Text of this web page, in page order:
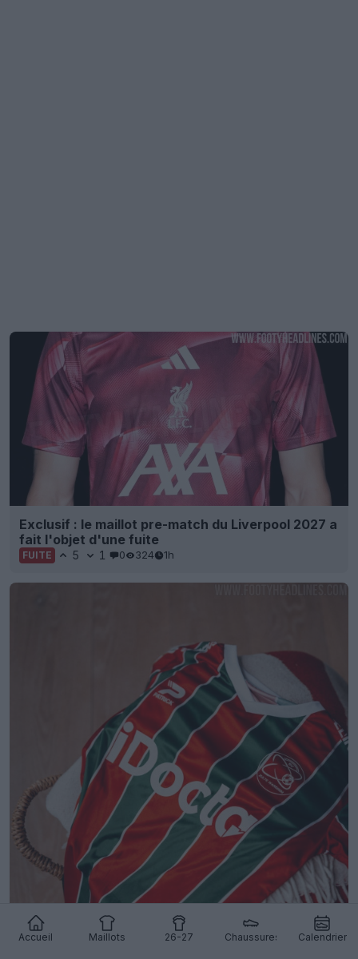
Accueil Maillots 26-27 Chaussures Calendrier
Exclusif : le maillot pre-match du Liverpool 2027 a
fait l'objet d'une fuite
FUITE 5 1 0 324 1h